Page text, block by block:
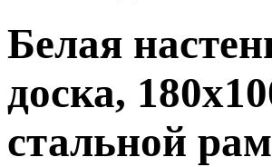
Белая
доска,
стальной